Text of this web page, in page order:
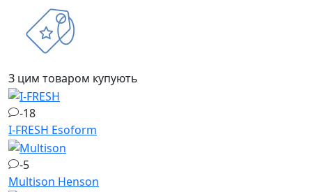
З цим товаром купують
-18
I-FRESH Esoform
-5
Multison Henson